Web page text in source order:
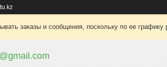
заказы и сообщения, поскольку по ее